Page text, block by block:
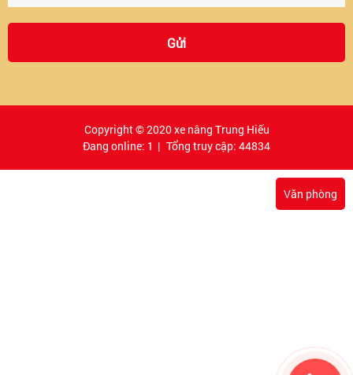
Copyright © 2020 xe nâng Trung Hiếu
Đang online: 1 | Tổng truy cập: 44834
Văn phòng